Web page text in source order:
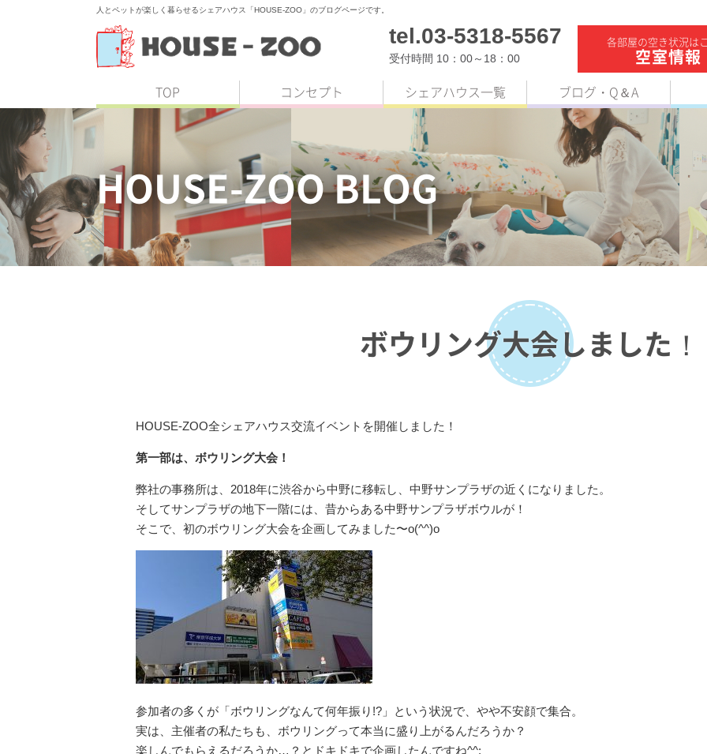
人とペットが楽しく暮らせるシェアハウス「HOUSE-ZOO」のブログページです。
tel.03-5318-5567
受付時間 10：00～18：00
各部屋の空き状況は
空室情報
TOP コンセプト シェアハウス一覧 ブログ・Q＆A
HOUSE-ZOO BLOG
ボウリング大会しました！
HOUSE-ZOO全シェアハウス交流イベントを開催しました！
第一部は、ボウリング大会！
弊社の事務所は、2018年に渋谷から中野に移転し、中野サンプラザの近くになりました。
そしてサンプラザの地下一階には、昔からある中野サンプラザボウルが！
そこで、初のボウリング大会を企画してみました〜o(^^)o
参加者の多くが「ボウリングなんて何年振り!?」という状況で、やや不安顔で集合。
実は、主催者の私たちも、ボウリングって本当に盛り上がるんだろうか？
楽しんでもらえるだろうか…？とドキドキで企画したんですね^^;